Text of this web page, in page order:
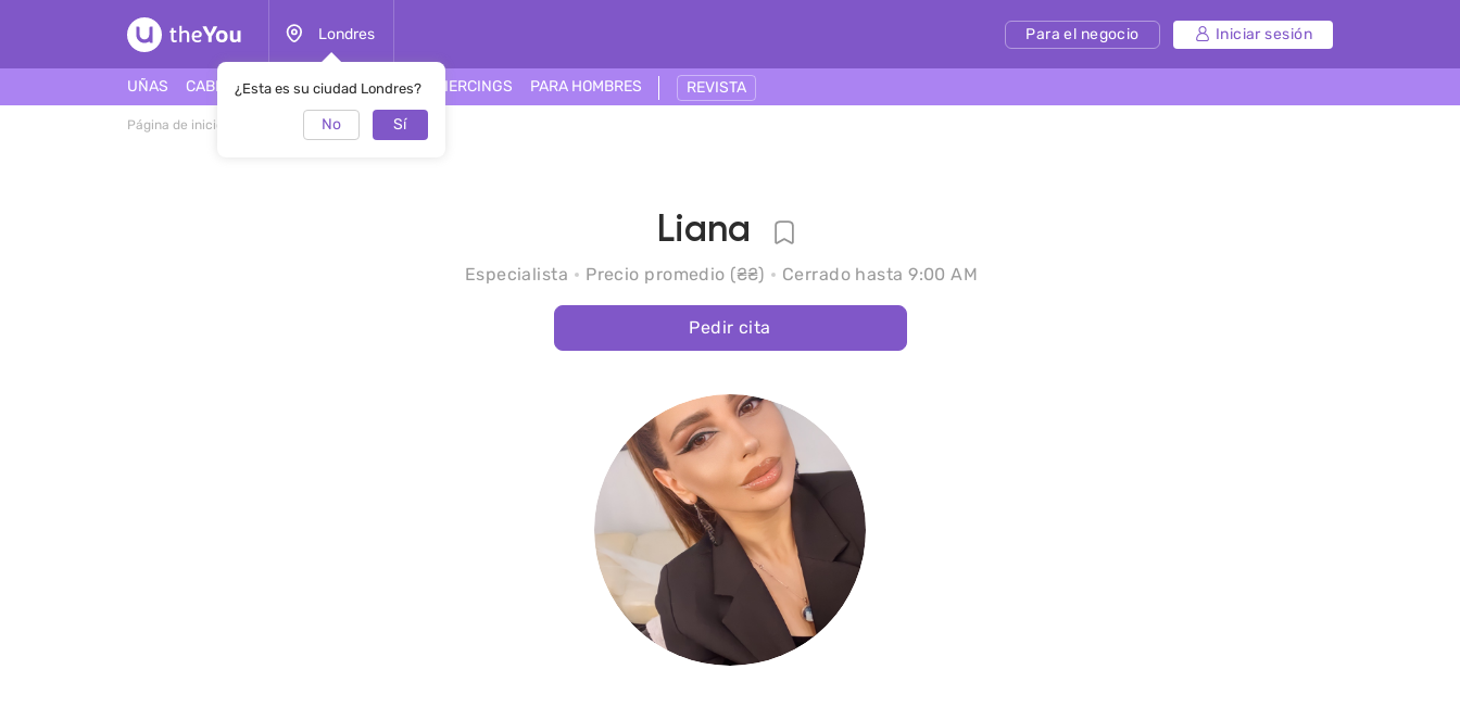
Londres
¿Esta es su ciudad Londres?
No Sí
Para el negocio Iniciar sesión
UÑAS CABELLO ROSTRO TATUAJES PIERCINGS PARA HOMBRES REVISTA
Página de inicio
Liana
Especialista Precio promedio (₴₴) Cerrado hasta 9:00 AM
Pedir cita